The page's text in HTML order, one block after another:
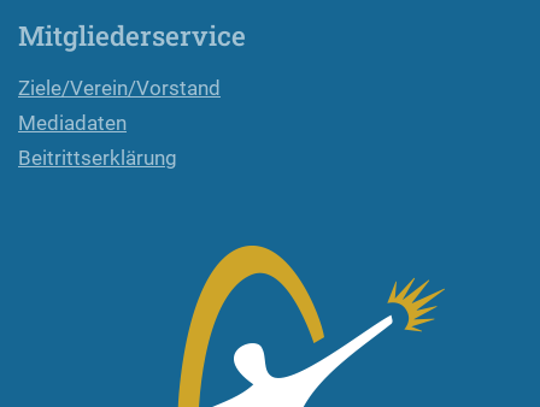
Mitgliederservice
Ziele/Verein/Vorstand
Mediadaten
Beitrittserklärung